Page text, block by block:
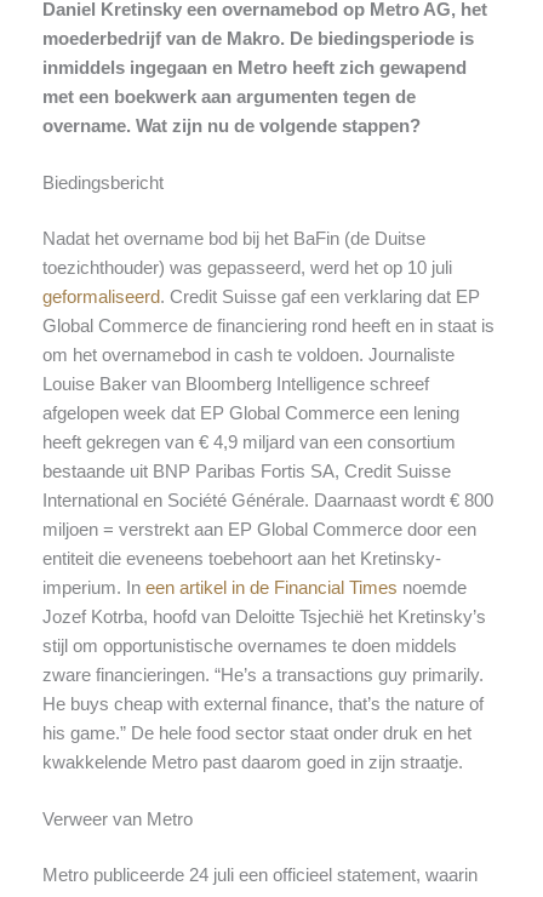
Daniel Kretinsky een overnamebod op Metro AG, het
moederbedrijf van de Makro. De biedingsperiode is
inmiddels ingegaan en Metro heeft zich gewapend
met een boekwerk aan argumenten tegen de
overname. Wat zijn nu de volgende stappen?
Biedingsbericht
Nadat het overname bod bij het BaFin (de Duitse
toezichthouder) was gepasseerd, werd het op 10 juli
geformaliseerd. Credit Suisse gaf een verklaring dat EP
Global Commerce de financiering rond heeft en in staat is
om het overnamebod in cash te voldoen. Journaliste
Louise Baker van Bloomberg Intelligence schreef
afgelopen week dat EP Global Commerce een lening
heeft gekregen van € 4,9 miljard van een consortium
bestaande uit BNP Paribas Fortis SA, Credit Suisse
International en Société Générale. Daarnaast wordt € 800
miljoen = verstrekt aan EP Global Commerce door een
entiteit die eveneens toebehoort aan het Kretinsky-
imperium. In een artikel in de Financial Times noemde
Jozef Kotrba, hoofd van Deloitte Tsjechië het Kretinsky’s
stijl om opportunistische overnames te doen middels
zware financieringen. “He’s a transactions guy primarily.
He buys cheap with external finance, that’s the nature of
his game.” De hele food sector staat onder druk en het
kwakkelende Metro past daarom goed in zijn straatje.
Verweer van Metro
Metro publiceerde 24 juli een officieel statement, waarin